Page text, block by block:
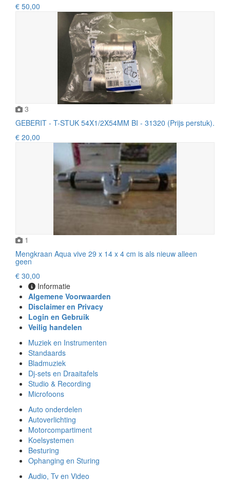
€ 50,00
3
GEBERIT - T-STUK 54X1/2X54MM BI - 31320 (Prijs perstuk).
€ 20,00
1
Mengkraan Aqua vive 29 x 14 x 4 cm is als nieuw alleen
geen
€ 30,00
Informatie
Algemene Voorwaarden
Disclaimer en Privacy
Login en Gebruik
Veilig handelen
Muziek en Instrumenten
Standaards
Bladmuziek
Dj-sets en Draaitafels
Studio & Recording
Microfoons
Auto onderdelen
Autoverlichting
Motorcompartiment
Koelsystemen
Besturing
Ophanging en Sturing
Audio, Tv en Video